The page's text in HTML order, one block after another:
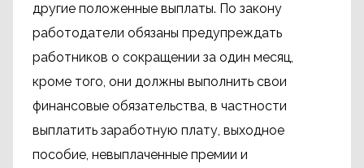
другие положенные выплаты. По закону
работодатели обязаны предупреждать
работников о сокращении за один месяц,
кроме того, они должны выполнить свои
финансовые обязательства, в частности
выплатить заработную плату, выходное
пособие, невыплаченные премии и